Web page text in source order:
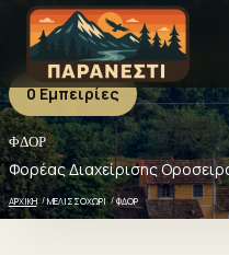
0 Εμπειρίες
ΦΔΟΡ
Φορέας Διαχείρισης
ΑΡΧΙΚΗ ΜΕΛΙΣΣΟΧΩΡΙ ΦΔΟΡ
ΦΔΟΡ - 0
Πρόσφατα